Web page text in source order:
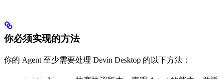
你必须实现的方法
你的 Agent 至少需要处理 Devin Desktop 的以下方法：